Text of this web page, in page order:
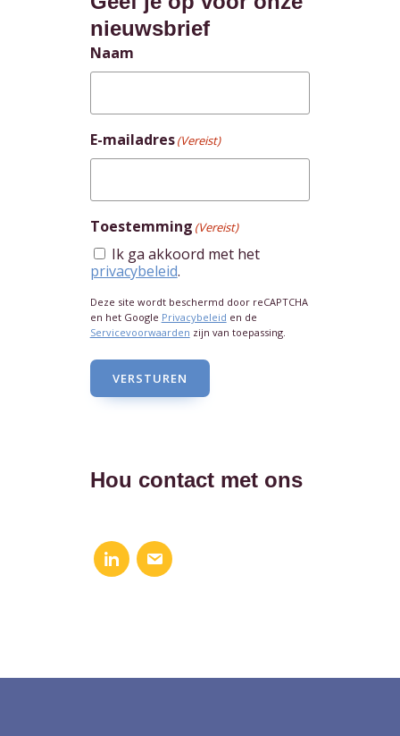
nieuwsbrief
Naam
E-mailadres(Vereist)
Toestemming (Vereist)
Ik ga akkoord met het
privacybeleid.
Deze site wordt beschermd door reCAPTCHA
en het Google Privacybeleid en de
Servicevoorwaarden zijn van toepassing.
VERSTUREN
Hou contact met ons